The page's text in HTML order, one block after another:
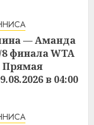
— Аманда
финала WTA
Прямая
в 04:00